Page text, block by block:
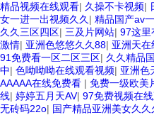
精品视频在线观看| 久操不卡视频|
女一进一出视频久久 | 精品国产av
久久三区四区| 三及片网站| 97这里
激情| 亚洲色悠悠久久88| 亚洲天在
91免费看一区二区三区| 久久精品
中| 色呦呦呦在线观看视频| 亚洲色
AAAAA在线免费看 | 免费一级欧美
线| 婷婷五月天AV| 97免费视频在
无砖码22o| 国产精品亚洲美女久久